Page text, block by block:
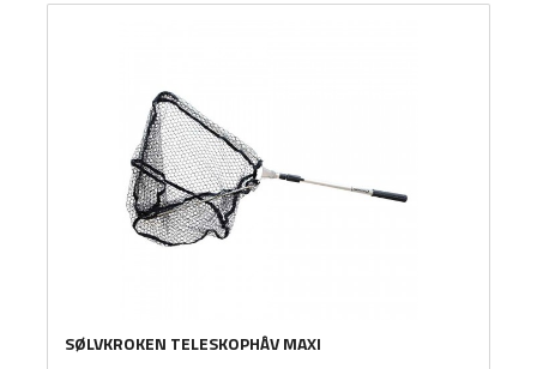
SØLVKROKEN TELESKOPHÅV MAXI